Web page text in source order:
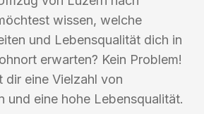
wissen, welche
und Lebensqualität dich in
erwarten? Kein Problem!
dir eine Vielzahl von
und eine hohe Lebensqualität.